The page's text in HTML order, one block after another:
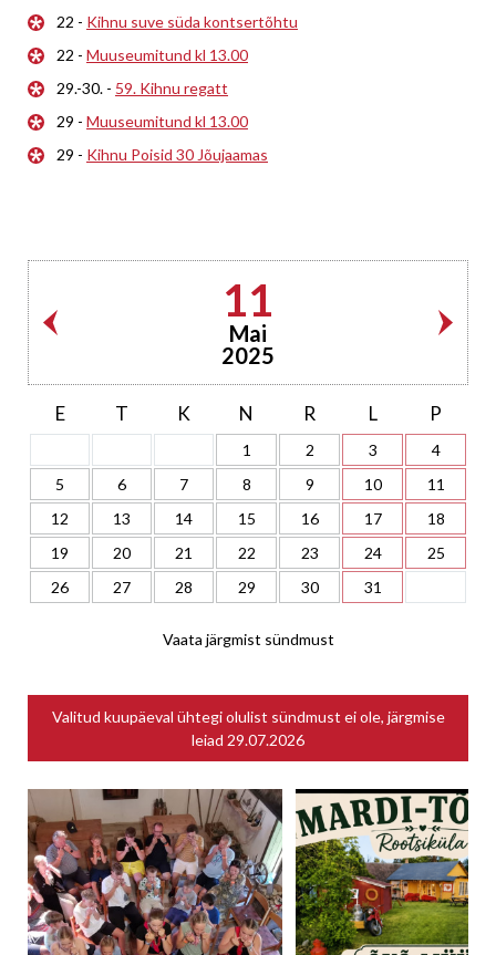
22 - Kihnu suve süda kontsertõhtu
22 - Muuseumitund kl 13.00
29.-30. - 59. Kihnu regatt
29 - Muuseumitund kl 13.00
29 - Kihnu Poisid 30 Jõujaamas
11
Mai
2025
E T K N R L P
1 2 3
4
5
6 7 8 9 10
11
12
13 14 15 16 17
18
19
20 21 22 23 24
25
26
27 28 29 30 31
Vaata järgmist sündmust
Valitud kuupäeval ühtegi olulist sündmust ei ole, järgmise
leiad 29.07.2026